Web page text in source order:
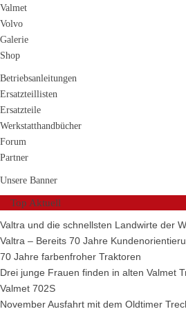
Valmet
Volvo
Galerie
Shop
Betriebsanleitungen
Ersatzteillisten
Ersatzteile
Werkstatthandbücher
Forum
Partner
Unsere Banner
Top Aktuell
Valtra und die schnellsten Landwirte der
Valtra – Bereits 70 Jahre
70 Jahre farbenfroher Traktoren
Drei junge Frauen finden in alten Valmet
Valmet 702S
November Ausfahrt mit dem Oldtimer